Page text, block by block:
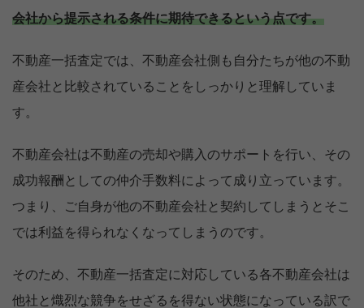
会社から提示される条件に期待できるという点です。
不動産一括査定では、不動産会社側も自分たちが他の不動
産会社と比較されていることをしっかりと理解していま
す。
不動産会社は不動産の売却や購入のサポートを行い、その
成功報酬としての仲介手数料によって成り立っています。
つまり、ご自身が他の不動産会社と契約してしまうとそこ
では利益を得られなくなってしまうのです。
そのため、不動産一括査定に対応している各不動産会社は
他社と熾烈な競争をせざるを得ない状態になっている訳で